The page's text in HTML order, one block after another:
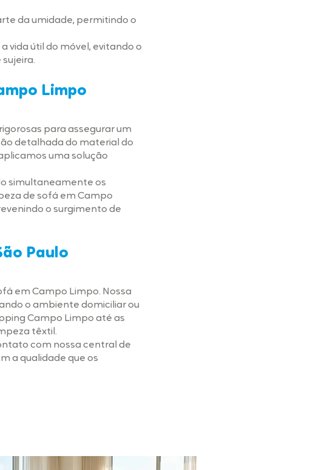
da umidade, permitindo o
vida útil do móvel, evitando o
Limpo
para assegurar um
detalhada do material do
uma solução
simultaneamente os
de sofá em Campo
o surgimento de
Paulo
em Campo Limpo. Nossa
o ambiente domiciliar ou
Campo Limpo até as
têxtil.
com nossa central de
a qualidade que os